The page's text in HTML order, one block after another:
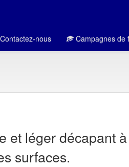
Contactez-nous Campagnes de
et léger décapant
surfaces.